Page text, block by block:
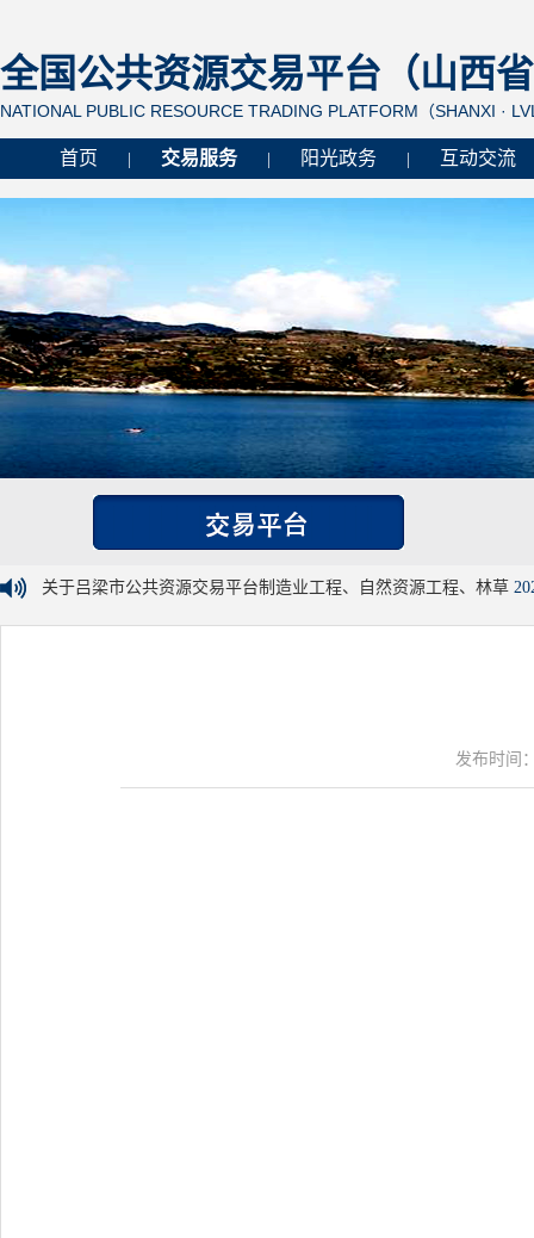
全国公共资源交易平台（山西
NATIONAL PUBLIC RESOURCE TRADING PLATFORM（SHANXI ·
首页 交易服务 阳光政务 互动交流
关于吕梁市公共资源交易平台制造业工程、自然资源工程、林草
发布时间